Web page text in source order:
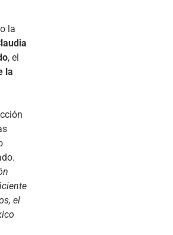
la
, el
la
el